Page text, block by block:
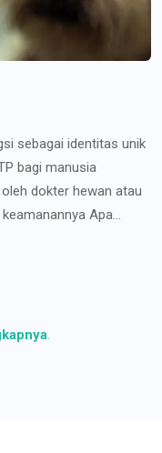
sebagai identitas unik
bagi manusia
dokter hewan atau
Apa...